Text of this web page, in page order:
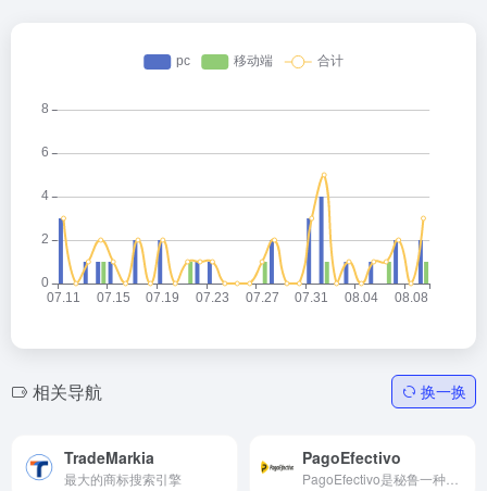
相关导航 换一换
TradeMarkia
最大的商标搜索引擎
PagoEfectivo